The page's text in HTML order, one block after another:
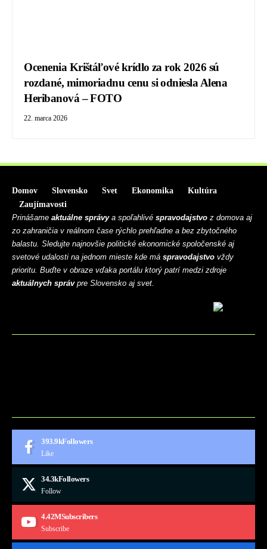
Ocenenia Krištáľové krídlo za rok 2026 sú
rozdané, mimoriadnu cenu si odniesla Alena
Heribanová – FOTO
22. marca 2026
Domov Slovensko Svet Ekonomika
Kultúra
Zaujímavosti
Prinášame aktuálne správya spoľahlivé spravodajstvo z domova aj
zo zahraničia v reálnom čase rýchlo prehľadne a bez zbytočného
balastu. Sledujte najnovšie politické ekonomické spoločenské aj
svetové udalosti na jednom mieste kde má spravodajstvo vždy
prioritu. Buďte v obraze vďaka portálu ktorý patrí medzi zdroje
aktuálnych správpre Slovensko aj svet.
393.9kFollowers
Like
34.3kFollowers
Follow
4.42MSubscribers
Subscribe